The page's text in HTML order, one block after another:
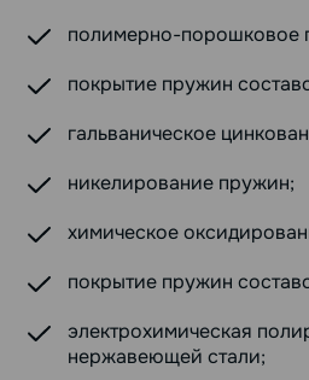
полимерно-порошковое
покрытие пружин
гальваническое
никелирование пружин;
химическое
покрытие пружин
электрохимическая
нержавеющей стали;